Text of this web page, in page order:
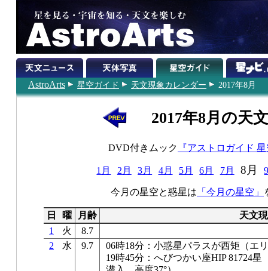
AstroArts 星空ガイド 天文現象カレンダー 2017年8月
2017年8月の天
DVD付きムック 『アストロガイド
1月 2月 3月 4月 5月 6月 7月 8月
今月の星空と惑星は 「今月の星空」
日 曜 月齢
天文
1
火
8.7
2
水 9.7
06時18分：小惑星パラスが西矩（エ
19時45分：へびつかい座HIP 81724